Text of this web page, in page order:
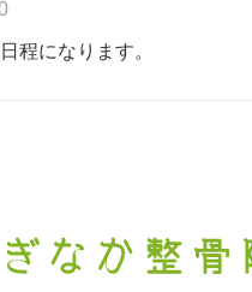
程になります。